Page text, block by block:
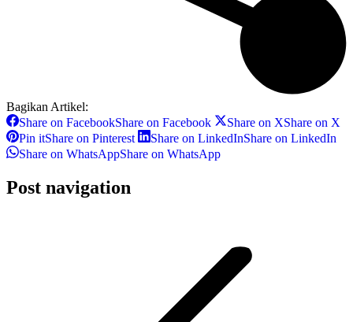
Bagikan Artikel:
Share on FacebookShare on Facebook Share on XShare on X
Pin itShare on Pinterest Share on LinkedInShare on LinkedIn
Share on WhatsAppShare on WhatsApp
Post navigation